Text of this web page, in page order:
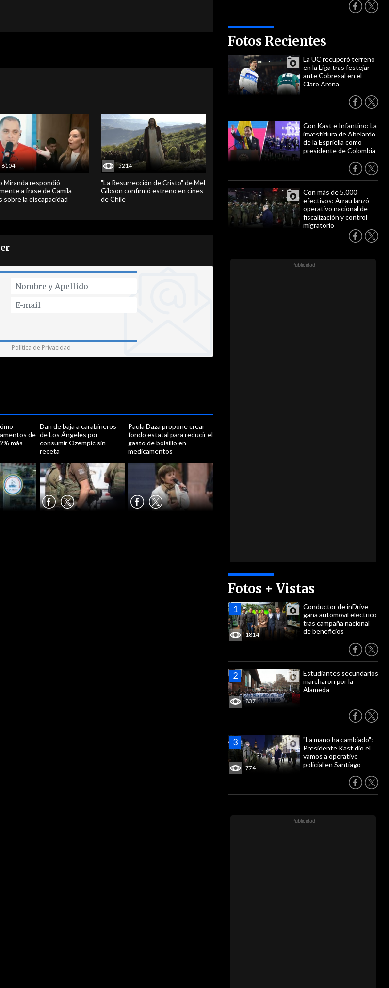
Fotos Recientes
La UC recuperó terreno
en la Liga tras festejar
ante Cobresal en el
Claro Arena
Con Kast e Infantino: La
investidura de Abelardo
de la Espriella como
presidente de Colombia
Con más de 5.000
efectivos: Arrau lanzó
operativo nacional de
fiscalización y control
migratorio
Fotos + Vistas
1814
Conductor de inDrive
gana automóvil eléctrico
tras campaña nacional
de beneficios
837
Estudiantes secundarios
marcharon por la
Alameda
774
"La mano ha cambiado":
Presidente Kast dio el
vamos a operativo
policial en Santiago
6104
Miranda respondió
a frase de Camila
sobre la discapacidad
5214
"La Resurrección de Cristo" de Mel
Gibson confirmó estreno en cines
de Chile
Política de Privacidad
de
más
Dan de baja a carabineros
de Los Ángeles por
consumir Ozempic sin
receta
Paula Daza propone crear
fondo estatal para reducir el
gasto de bolsillo en
medicamentos